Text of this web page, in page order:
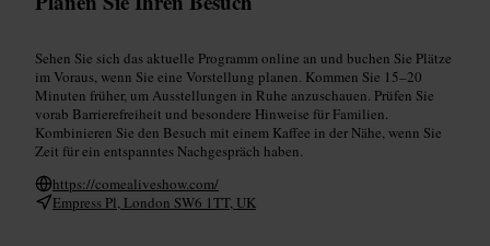
Sehen Sie sich das aktuelle Programm online an und buchen Sie Plätze
im Voraus, wenn Sie eine Vorstellung planen. Kommen Sie 15–20
Minuten früher, um Ausstellungen in Ruhe anzuschauen. Prüfen Sie
vorab Barrierefreiheit und besondere Hinweise für Familien.
Kombinieren Sie den Besuch mit einem Kaffee in der Nähe, wenn Sie
Zeit für ein entspanntes Nachgespräch haben.
https://comealiveshow.com/
Empress Pl, London SW6 1TT, UK